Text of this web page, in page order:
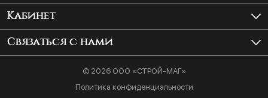
Шоурум
Плитка для ванной
Плитка для гостиной
ITALON
Vitra
Кабинет
Войти
Связаться с нами
Мо, г. Мытищи, Ярославское шоссе, д. 118 Б
© 2026 ООО «СТРОЙ-МАГ»
Политика конфиденциальности